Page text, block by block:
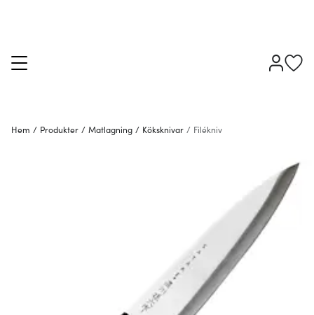
Hem / Produkter / Matlagning / Köksknivar / Filékniv